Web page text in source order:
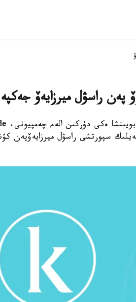
پەن راسۋل ميرزايەۆ
سپورتشى راسۋل ميرزايەۆپەن